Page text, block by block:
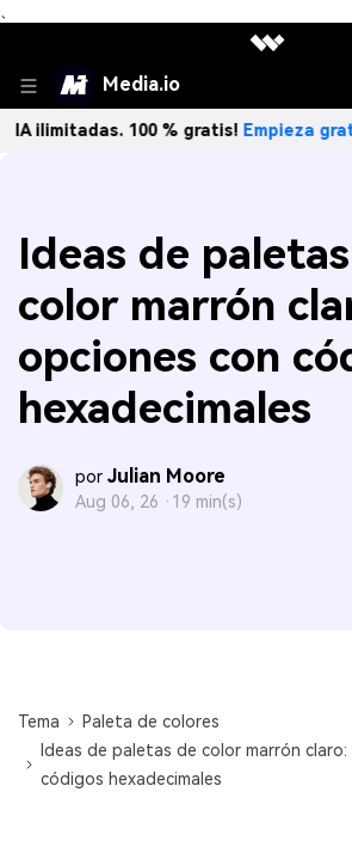
、
Media.io
100 % gratis!Empieza gratis→
Ideas de
color marrón
opciones con
hexadecimales
por Julian Moore
Aug 06, 26 · 19 min(s)
Tema
Paleta de colores
Ideas de paletas de color marrón
códigos hexadecimales